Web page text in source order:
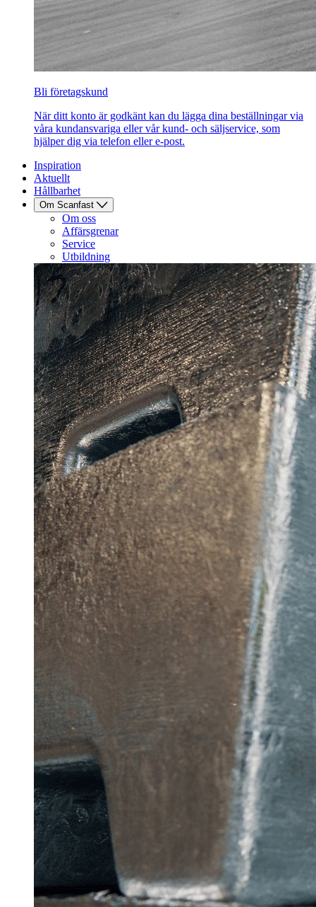
Bli företagskund
När ditt konto är godkänt kan du lägga dina beställningar via
våra kundansvariga eller vår kund- och säljservice, som
hjälper dig via telefon eller e-post.
Inspiration
Aktuellt
Hållbarhet
Om Scanfast
Om oss
Affärsgrenar
Service
Utbildning